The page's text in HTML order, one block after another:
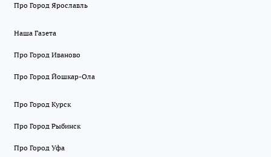
Про Город Ярославль
Наша Газета
Про Город Иваново
Про Город Йошкар-Ола
Про Город Курск
Про Город Рыбинск
Про Город Уфа